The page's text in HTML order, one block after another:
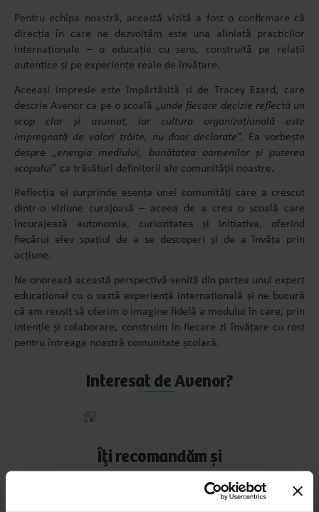
Pentru echipa noastră, această vizită a fost o confirmare că
direcția în care ne dezvoltăm este una aliniată practicilor
internaționale – o educație cu sens, construită pe relații
autentice și pe experiențe reale de învățare.
Aceeași impresie este împărtășită și de Tracey Ezard, care
descrie Avenor ca pe o școală „unde fiecare decizie reflectă un
scop clar și asumat, iar cultura organizațională este
impregnată de valori trăite, nu doar declarate”. Ea vorbește
despre „energia mediului, bunătatea oamenilor și puterea
scopului” ca trăsături definitorii ale comunității noastre.
Reflecția ei surprinde esența unei comunități care a crescut
dintr-o viziune curajoasă – aceea de a crea o școală care
încurajează autonomia, curiozitatea și inițiativa, oferind
fiecărui elev spațiul de a se descoperi și de a învăța prin
acțiune.
Ne onorează această perspectivă venită din partea unui expert
educațional cu o vastă experiență internațională și ne bucură
că am reușit să oferim o imagine fidelă a modului în care, prin
intenție și colaborare, construim în fiecare zi învățare cu rost
pentru întreaga noastră comunitate școlară.
Interesat de Avenor?
Aplică
Îți recomandăm și